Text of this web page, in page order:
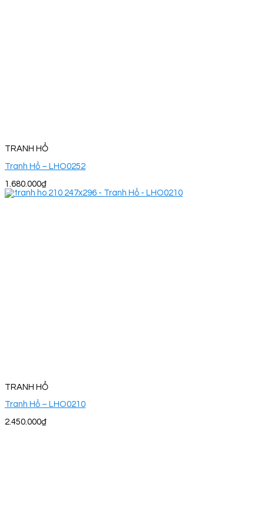
TRANH HỔ
Tranh Hổ – LHO0252
1.680.000₫
TRANH HỔ
Tranh Hổ – LHO0210
2.450.000₫